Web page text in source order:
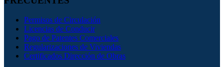
Permisos de Circulación
Licencias de Conducir
Pago de Patentes Comerciales
Regularizaciones de Viviendas
Certificados Dirección de Obras